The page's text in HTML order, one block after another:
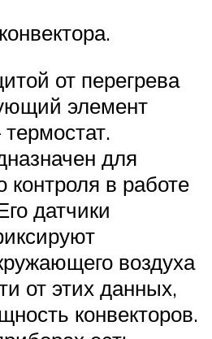
от перегрева
элемент
для
контроля в работе
датчики
воздуха
от этих данных,
конвекторов.